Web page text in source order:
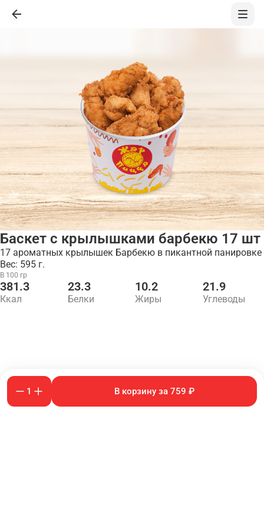
Баскет с крылышками барбекю 17 шт
17 ароматных крылышек Барбекю в пикантной панировке
Вес: 595 г.
В 100 гр
381.3
Ккал
23.3
Белки
10.2
Жиры
21.9
Углеводы
1 В корзину за 759 ₽